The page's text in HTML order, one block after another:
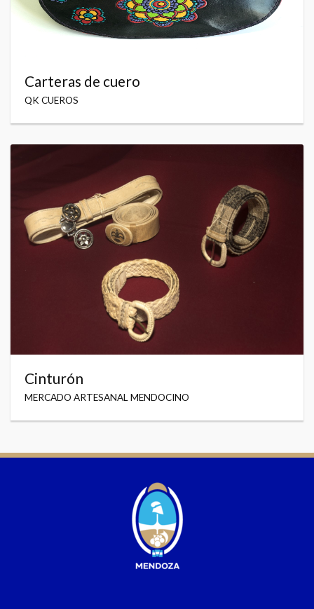
Carteras de cuero
QK CUEROS
Cinturón
MERCADO ARTESANAL MENDOCINO